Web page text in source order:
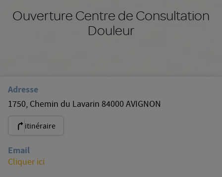
Ouverture Centre de Consultation
Douleur
Adresse
1750, Chemin du Lavarin 84000 AVIGNON
itinéraire
Email
Cliquer ici